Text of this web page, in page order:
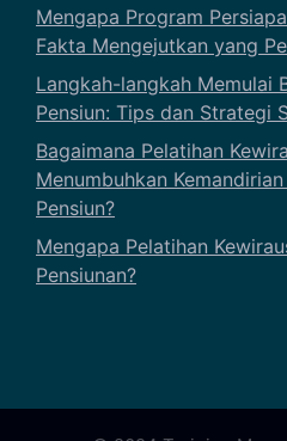
Mengapa Program
Fakta Mengejutkan yang
Langkah-langkah Memulai
Pensiun: Tips dan Strategi
Bagaimana Pelatihan
Menumbuhkan
Pensiun?
Mengapa Pelatihan
Pensiunan?